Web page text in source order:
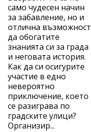
само чудесен начин
за забавление, но и
отлична възможност
да обогатите
знанията си за града
и неговата история.
Как да си осигурите
участие в едно
невероятно
приключение, което
се разиграва по
градските улици?
Организир...